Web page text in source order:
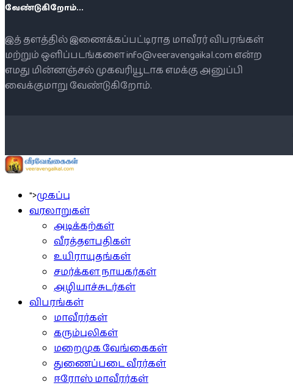
வேண்டுகிறோம்...
இத் தளத்தில் இணைக்கப்பட்டிராத மாவீரர் விபரங்கள்
மற்றும் ஒளிப்படங்களை info@veeravengaikal.com என்ற
எமது மின்னஞ்சல் முகவரியூடாக எமக்கு அனுப்பி
வைக்குமாறு வேண்டுகிறோம்.
">முகப்பு
வரலாறுகள்
அடிக்கற்கள்
வீரத்தளபதிகள்
உயிராயுதங்கள்
சமர்க்கள நாயகர்கள்
அழியாச்சுடர்கள்
விபரங்கள்
மாவீரர்கள்
கரும்புலிகள்
மறைமுக வேங்கைகள்
துணைப்படை வீரர்கள்
ஈரோஸ் மாவீரர்கள்